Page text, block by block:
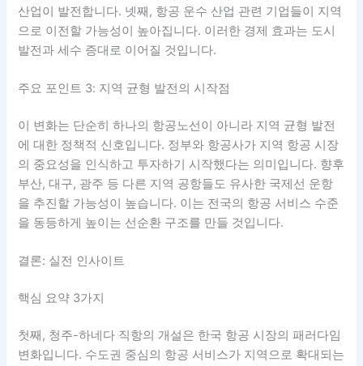
산업이 발전합니다. 넷째, 항공 운수 산업 관련 기업들이 지역
으로 이전할 가능성이 높아집니다. 이러한 경제 효과는 도시
발전과 세수 증대로 이어질 것입니다.
주요 포인트 3: 지역 균형 발전의 시작점
이 변화는 단순히 하나의 항공노선이 아니라 지역 균형 발전
에 대한 정책적 신호입니다. 정부와 항공사가 지역 항공 시장
의 중요성을 인식하고 투자하기 시작했다는 의미입니다. 향후
부산, 대구, 광주 등 다른 지역 공항들도 유사한 국제선 운항
을 추진할 가능성이 높습니다. 이는 전국의 항공 서비스 수준
을 동등하게 높이는 선순환 구조를 만들 것입니다.
결론: 실전 인사이트
핵심 요약 3가지
첫째, 청주-하네다 직항의 개설은 한국 항공 시장의 패러다임
변화입니다. 수도권 중심의 항공 서비스가 지역으로 확대되는